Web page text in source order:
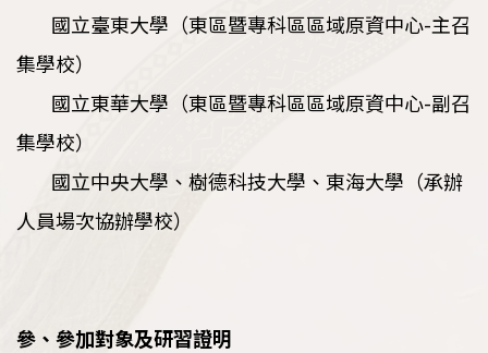
國立臺東大學（東區暨專科區區域原資中心-主召
集學校）
國立東華大學（東區暨專科區區域原資中心-副召
集學校）
國立中央大學、樹德科技大學、東海大學（承辦
人員場次協辦學校）
參、參加對象及研習證明